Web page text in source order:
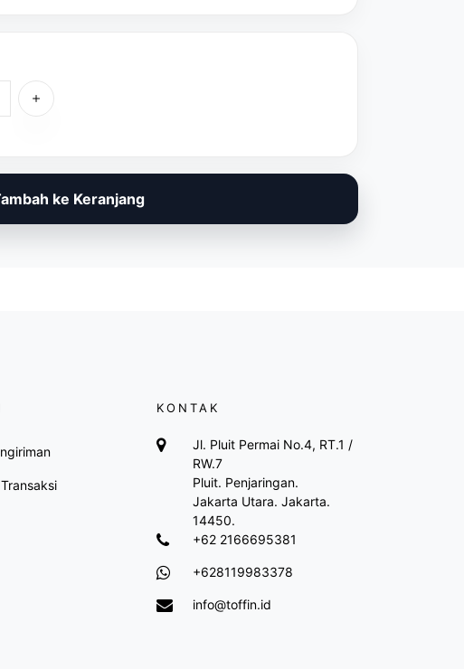
ke Keranjang
KONTAK
Jl. Pluit Permai No.4, RT.1 /
RW.7
Pluit. Penjaringan.
Jakarta Utara. Jakarta.
14450.
+62 2166695381
+628119983378
info@toffin.id